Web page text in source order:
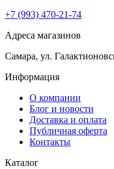
+7 (993) 470-21-74
Адреса магазинов
Самара, ул.
Информация
О компании
Блог и новости
Доставка и оплата
Публичная оферта
Контакты
Каталог